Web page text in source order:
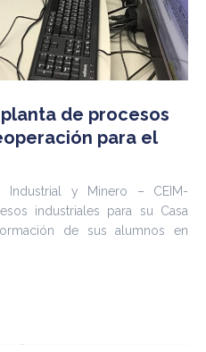
de procesos
para el
Industrial y Minero – CEIM-
industriales para su Casa
de sus alumnos en